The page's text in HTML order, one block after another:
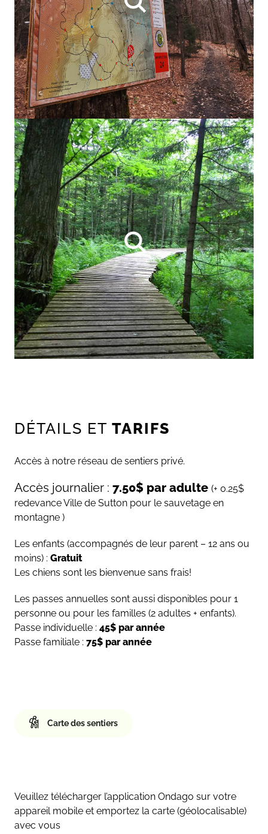
DÉTAILS ET TARIFS
Accès à notre réseau de sentiers privé.
Accès journalier : 7.50$ par adulte (+ 0.25$
redevance Ville de Sutton pour le sauvetage en
montagne )
Les enfants (accompagnés de leur parent – 12 ans ou
moins) : Gratuit
Les chiens sont les bienvenue sans frais!
Les passes annuelles sont aussi disponibles pour 1
personne ou pour les familles (2 adultes + enfants).
Passe individuelle : 45$ par année
Passe familiale : 75$ par année
Carte des sentiers
Veuillez télécharger l’application Ondago sur votre
appareil mobile et emportez la carte (géolocalisable)
avec vous